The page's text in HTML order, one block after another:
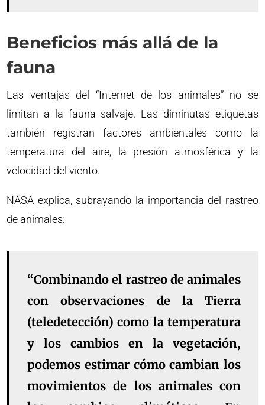
Beneficios más allá de la
fauna
Las ventajas del “Internet de los animales” no se
limitan a la fauna salvaje. Las diminutas etiquetas
también registran factores ambientales como la
temperatura del aire, la presión atmosférica y la
velocidad del viento.
NASA explica, subrayando la importancia del rastreo
de animales:
“Combinando el rastreo de animales
con observaciones de la Tierra
(teledetección) como la temperatura
y los cambios en la vegetación,
podemos estimar cómo cambian los
movimientos de los animales con